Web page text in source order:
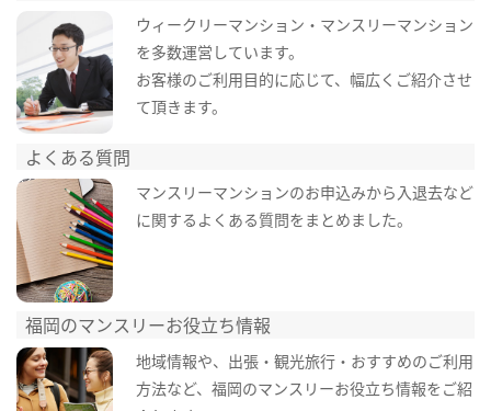
ウィークリーマンション・マンスリーマンション
を多数運営しています。
お客様のご利用目的に応じて、幅広くご紹介させ
て頂きます。
よくある質問
マンスリーマンションのお申込みから入退去など
に関するよくある質問をまとめました。
福岡のマンスリーお役立ち情報
地域情報や、出張・観光旅行・おすすめのご利用
方法など、福岡のマンスリーお役立ち情報をご紹